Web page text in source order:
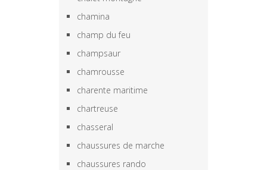
chamina
champ du feu
champsaur
chamrousse
charente maritime
chartreuse
chasseral
chaussures de marche
chaussures rando